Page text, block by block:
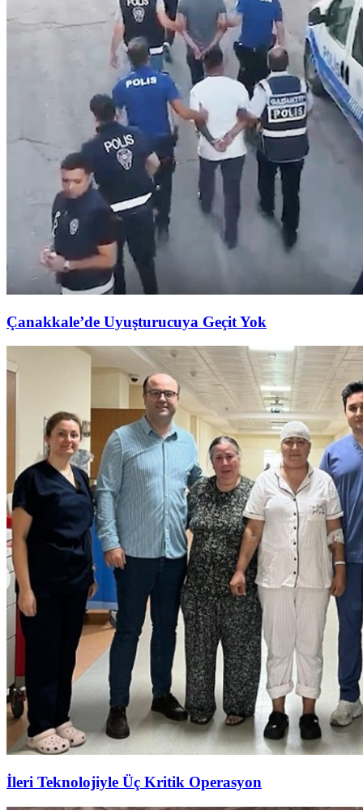
Çanakkale’de Uyuşturucuya Geçit Yok
İleri Teknolojiyle Üç Kritik Operasyon